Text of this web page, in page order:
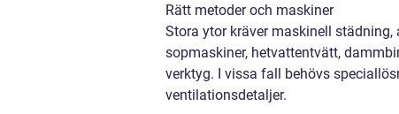
Rätt metoder och maskiner
Stora ytor kräver maskinell
sopmaskiner, hetvattentvätt,
verktyg. I vissa fall behövs
ventilationsdetaljer.